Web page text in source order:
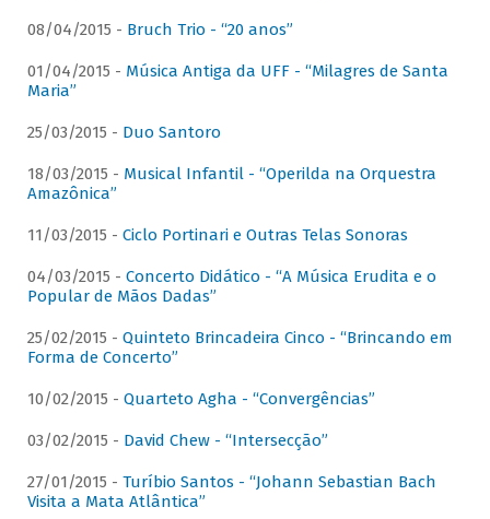
08/04/2015 - Bruch Trio - “20 anos”
01/04/2015 - Música Antiga da UFF - “Milagres de Santa
Maria”
25/03/2015 - Duo Santoro
18/03/2015 - Musical Infantil - “Operilda na Orquestra
Amazônica”
11/03/2015 - Ciclo Portinari e Outras Telas Sonoras
04/03/2015 - Concerto Didático - “A Música Erudita e o
Popular de Mãos Dadas”
25/02/2015 - Quinteto Brincadeira Cinco - “Brincando em
Forma de Concerto”
10/02/2015 - Quarteto Agha - “Convergências”
03/02/2015 - David Chew - “Intersecção”
27/01/2015 - Turíbio Santos - “Johann Sebastian Bach
Visita a Mata Atlântica”